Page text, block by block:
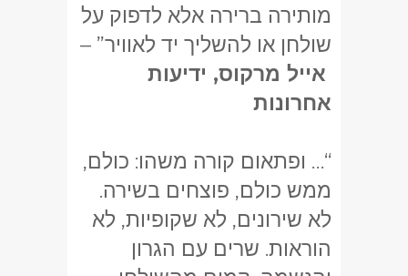
מותירה ברירה אלא לדפוק על
שולחן או להשליך יד לאוויר” –
אייל מרקוס, ידיעות
אחרונות
“… ופתאום קורה משהו: כולם,
ממש כולם, פוצחים בשירה.
לא שירונים, לא שקופיות, לא
הוראות. שרים עם הגרון